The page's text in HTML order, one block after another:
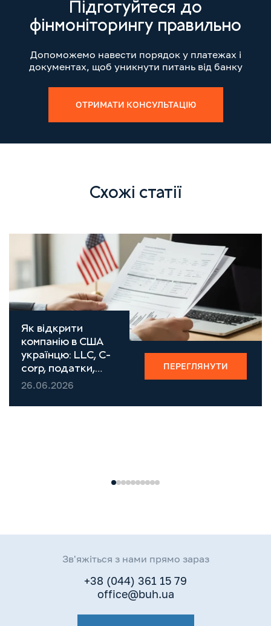
Підготуйтеся до
фінмоніторингу правильно
Допоможемо навести порядок у платежах і
документах, щоб уникнути питань від банку
ОТРИМАТИ КОНСУЛЬТАЦІЮ
Схожі статії
Як відкрити
компанію в США
українцю: LLC, C-
corp, податки,
EIN, банк (2026)
26.06.2026
ПЕРЕГЛЯНУТИ
Зв'яжіться з нами прямо зараз
+38 (044) 361 15 79
office@buh.ua